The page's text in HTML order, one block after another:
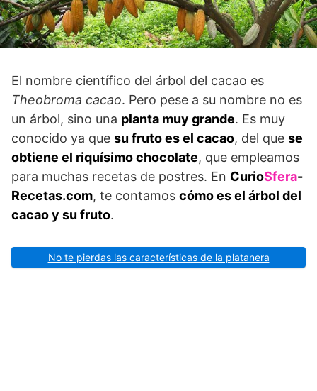
El nombre científico del árbol del cacao es
Theobroma cacao. Pero pese a su nombre no es
un árbol, sino una planta muy grande. Es muy
conocido ya que su fruto es el cacao, del que se
obtiene el riquísimo chocolate, que empleamos
para muchas recetas de postres. En CurioSfera-
Recetas.com, te contamos cómo es el árbol del
cacao y su fruto.
No te pierdas las características de la platanera